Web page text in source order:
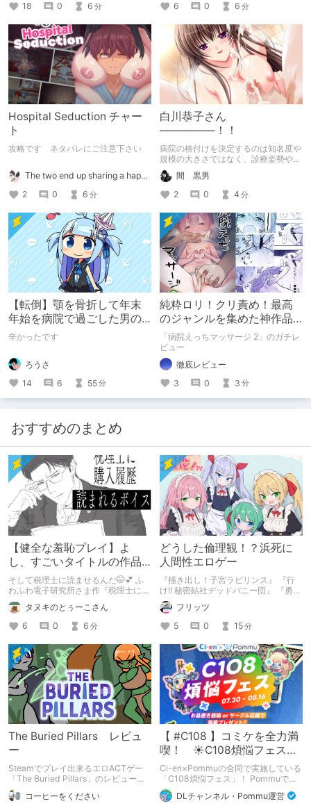
18
0 6 分
6
0 6 分
Hospital Seduction チャー
ト
攻略です ネタバレにご注意下さい
The two end up sharing a happy kiss【二人は幸せな接吻をして終了】
2
0 6 分
白川恭子さん
―――――！！
病院の格付けを決定するのは知名度や
規模の大きさではなく、診療姿勢や患
者サービスを点数化した医療機能評価
が適用される――。まさに、「自分の
目で信頼できる病院を見極めるのも大
切だ！」という表れである…。
間 黒男
2
0 4 分
【転倒】顎を骨折して年末
年始を病院で過ごした男の
日記【入院】
辛かったです
ろうさ
14
6 55分
純粋ロリ！クリ責め！最高
のジャンルを集めた神作品
「病院えっちマッサージ 2」
「病院えっちマッサージ 2」のガチレ
ビュー
徹底レビュー
3
0 3 分
おすすめのまとめ
【健全な羞恥プレイ】よ
し、すごいタイトルの作品
をまた買おう。【湧き上が
る不健全な気持ち】
そして税理士に読ませるんだ🤭💕 ふ
わふわ電子研究所さま作『税理士に購
入履歴読まれるボイス』の感想レビュ
ーです！タヌキのとぅーこさん
6
0 6 分
どうした倫理観！？浜死に
人間性エロゲー
『掻き出し！子宮ラビリンス』 『行
け!! 秘密結社デッドバニー団』 『勇者
ミアとツンツン猫サキュバス ~それで
も勇者はコロせない!~』 『めいどいん
めいど！』 本記事はねくすとテーマ
「人に薦めづらいけど好きな作
品」”ではない”です。 好きだったら人
に薦めるのは当たり前だよなぁ！？
フリッツ
5
0 15分
The Buried Pillars レビュ
ー
Steamでプレイ出来るエロACTゲー
「The Buried Pillars」のレビューで
す。
コーヒーをください
【 #C108 】コミケを全力満
喫！ ☀C108煩悩フェス☀
Pommu版のご案内
Ci-en×Pommuの合同で実施している
「C108煩悩フェス」！ Pommuでの
参加方法について、改めてこちらでも
ご案内いたします！
DLチャンネル・Pommu運営